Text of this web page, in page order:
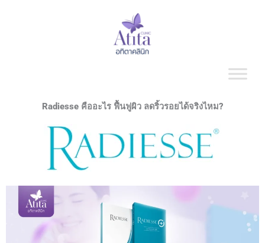
Radiesse คืออะไร ฟื้นฟูผิว ลดริ้วรอยได้จริงไหม?